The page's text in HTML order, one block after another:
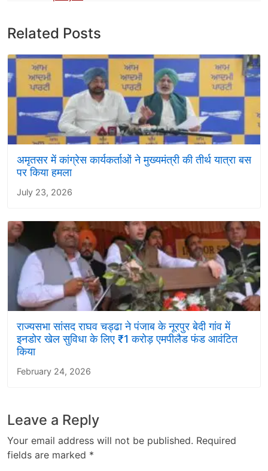
Related Posts
अमृतसर में कांग्रेस कार्यकर्ताओं ने मुख्यमंत्री की तीर्थ यात्रा बस
पर किया हमला
July 23, 2026
राज्यसभा सांसद राघव चड्ढा ने पंजाब के नूरपुर बेदी गांव में
इनडोर खेल सुविधा के लिए ₹1 करोड़ एमपीलैड फंड आवंटित
किया
February 24, 2026
Leave a Reply
Your email address will not be published. Required
fields are marked *